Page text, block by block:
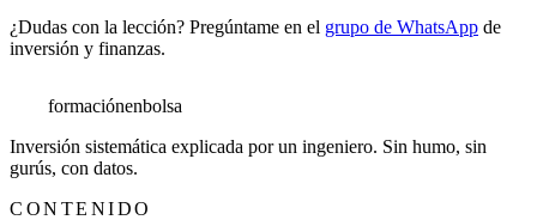
¿Dudas con la lección? Pregúntame en el grupo de WhatsApp de
inversión y finanzas.
formaciónenbolsa
Inversión sistemática explicada por un ingeniero. Sin humo, sin
gurús, con datos.
CONTENIDO